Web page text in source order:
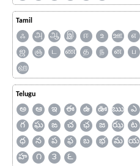
Tamil
ஃ அ ஆ இ ஈ உ ஊ எ
ஜ
ஞ ட ண த ந ன ப
ஹ
Telugu
అ ఆ ఇ ఈ ఉ ఊ ఋ ఎ
గ
ఘ ఙ చ ఛ జ ఝ ట
ధ
న ప ఫ బ భ మ య
హ
౧ ౩ ౬